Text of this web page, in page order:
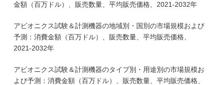
金額（百万ドル）、販売数量、平均販売価格、2021-2032年
アビオニクス試験＆計測機器の地域別・国別の市場規模および
予測：消費金額（百万ドル）、販売数量、平均販売価格、
2021-2032年
アビオニクス試験＆計測機器のタイプ別・用途別の市場規模お
よび予測：消費金額（百万ドル）、販売数量、平均販売価格、